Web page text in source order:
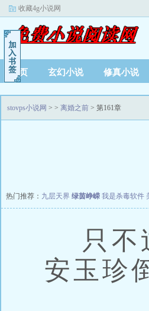
收藏4g小说网
首页 玄幻小说 修真小说
stovps小说网 > > 离婚之前 > 第161章
热门推荐： 九层天界 绿茵峥嵘 我是杀毒软件
只不
安玉珍